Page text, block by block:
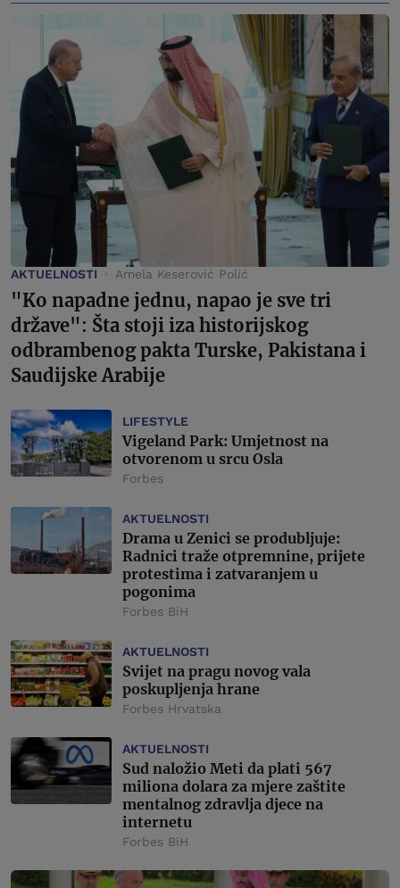
AKTUELNOSTI Amela Keserović Polić
"Ko napadne jednu, napao je sve tri
države": Šta stoji iza historijskog
odbrambenog pakta Turske, Pakistana i
Saudijske Arabije
LIFESTYLE
Vigeland Park: Umjetnost na
otvorenom u srcu Osla
Forbes
AKTUELNOSTI
Drama u Zenici se produbljuje:
Radnici traže otpremnine, prijete
protestima i zatvaranjem u
pogonima
Forbes BiH
AKTUELNOSTI
Svijet na pragu novog vala
poskupljenja hrane
Forbes Hrvatska
AKTUELNOSTI
Sud naložio Meti da plati 567
miliona dolara za mjere zaštite
mentalnog zdravlja djece na
internetu
Forbes BiH